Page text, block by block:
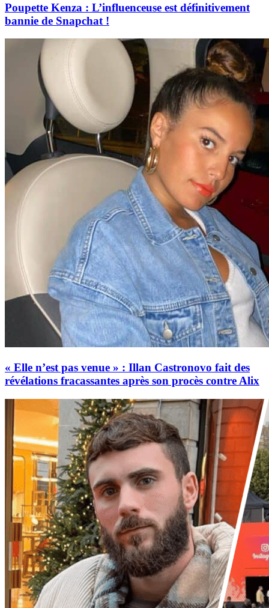
Poupette Kenza : L’influenceuse est définitivement
bannie de Snapchat !
« Elle n’est pas venue » : Illan Castronovo fait des
révélations fracassantes après son procès contre Alix